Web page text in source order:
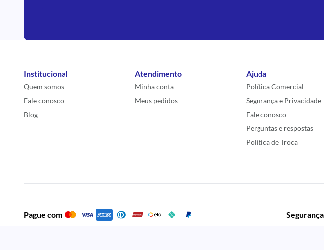
Institucional
Quem somos
Fale conosco
Blog
Atendimento
Minha conta
Meus pedidos
Ajuda
Política Comercial
Segurança e Privacidade
Fale conosco
Perguntas e respostas
Política de Troca
Pague com Segurança